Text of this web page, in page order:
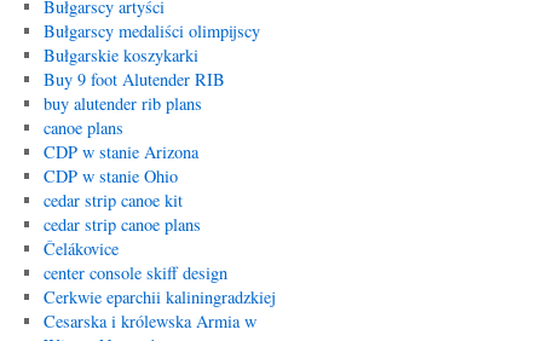
Bułgarscy artyści
Bułgarscy medaliści olimpijscy
Bułgarskie koszykarki
Buy 9 foot Alutender RIB
buy alutender rib plans
canoe plans
CDP w stanie Arizona
CDP w stanie Ohio
cedar strip canoe kit
cedar strip canoe plans
Čelákovice
center console skiff design
Cerkwie eparchii kaliningradzkiej
Cesarska i królewska Armia w